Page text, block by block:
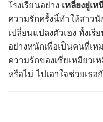
โรงเรียนอย่าง เหลี่ยงยู่เห
ความรักครั้งนี้ทำให้สาว
เปลี่ยนแปลงตัวเอง ทั้งเ
อย่างหนักเพื่อเป็นคนที่เห
ความรักของเซี่ยเหมียวเ
หรือไม่ ไปเอาใจช่วยเธอ